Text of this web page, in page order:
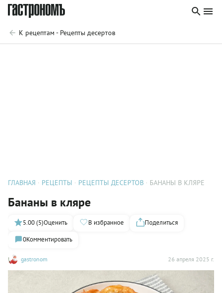
К рецептам - Рецепты десертов
ГЛАВНАЯ РЕЦЕПТЫ РЕЦЕПТЫ ДЕСЕРТОВ БАНАНЫ В КЛЯРЕ
Бананы в кляре
gastronom 26 апреля 2025 г.
5.00 (5)Оценить В избранное
Поделиться
0Комментировать